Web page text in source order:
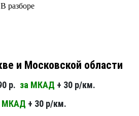
В разборе
и Московской области
р. за МКАД + 30 р/км.
МКАД + 30 р/км.